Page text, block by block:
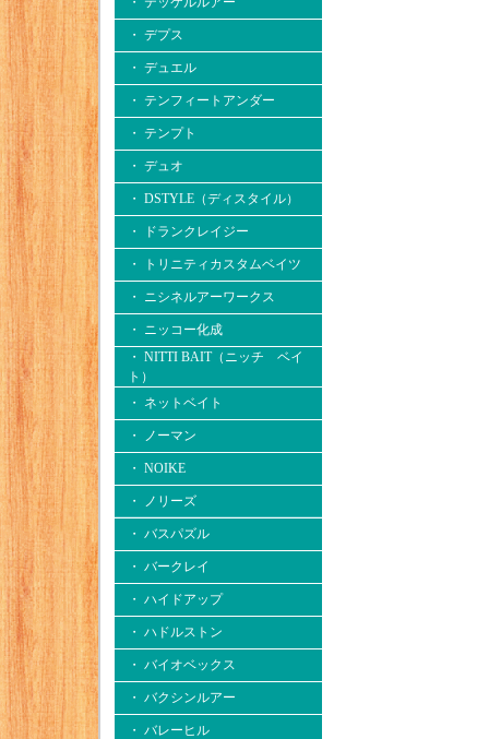
・ デプス
・ デュエル
・ テンフィートアンダー
・ テンプト
・ デュオ
・ DSTYLE（ディスタイル）
・ ドランクレイジー
・ トリニティカスタムベイツ
・ ニシネルアーワークス
・ ニッコー化成
・ NITTI BAIT（ニッチ ベイ
ト）
・ ネットベイト
・ ノーマン
・ NOIKE
・ ノリーズ
・ バスパズル
・ バークレイ
・ ハイドアップ
・ ハドルストン
・ バイオベックス
・ バクシンルアー
・ バレーヒル